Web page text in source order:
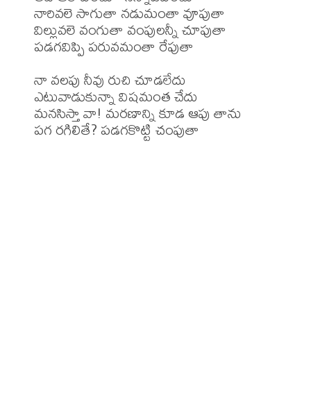
నారివలె సాగుతా నడుమంతా వూపుతా
విల్లువలె వంగుతా వంపులన్నీ చూపుతా
పడగవిప్పి పరువమంతా రేపుతా
నా వలపు నీవు రుచి చూడలేదు
ఎటువాడుకున్నా విషమంత చేదు
మనసిస్తా వా! మరణాన్ని కూడ ఆపు తాను
పగ రగిలితే? పడగకొట్టి చంపుతా